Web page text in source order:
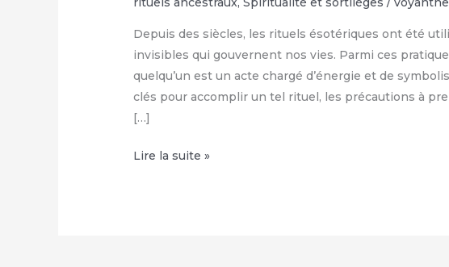
Depuis des siècles, les rituels ésotériques ont été
invisibles qui gouvernent nos vies. Parmi ces
quelqu’un est un acte chargé d’énergie et de
clés pour accomplir un tel rituel, les précautions à
[…]
Jeter
Lire la suite »